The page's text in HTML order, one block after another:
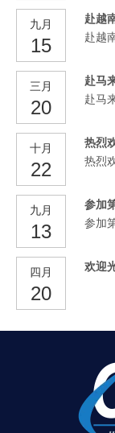
九月
15
赴越
赴越
三月
20
赴马
赴马
十月
22
热烈
热烈
九月
13
参加
参加
四月
20
欢迎